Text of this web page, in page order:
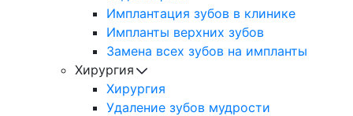
Имплантация зубов в клинике
Импланты верхних зубов
Замена всех зубов на импланты
Хирургия
Хирургия
Удаление зубов мудрости